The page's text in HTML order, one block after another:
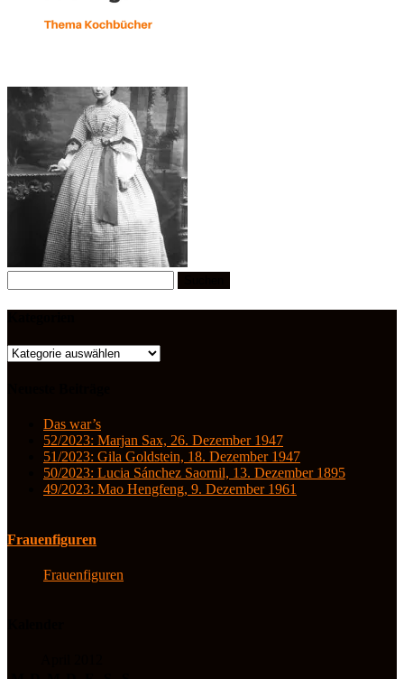
nach:
Kategorien
Das war’s
52/2023: Marjan Sax, 26. Dezember 1947
51/2023: Gila Goldstein, 18. Dezember 1947
50/2023: Lucia Sánchez Saornil, 13. Dezember 1895
49/2023: Mao Hengfeng, 9. Dezember 1961
Frauenfiguren
Frauenfiguren